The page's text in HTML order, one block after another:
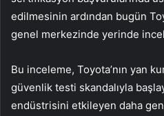
edilmesinin ardından bugün
genel merkezinde yerinde
Bu inceleme, Toyota’nın yan
güvenlik testi skandalıyla
endüstrisini etkileyen daha